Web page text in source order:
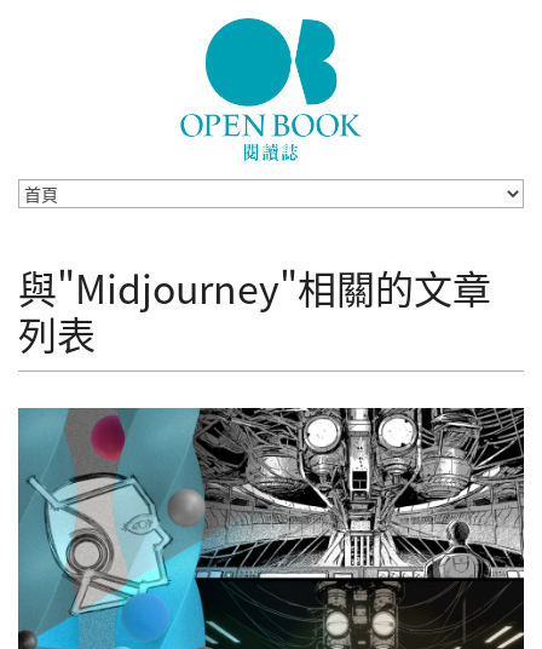
與"Midjourney"相關的文章
列表